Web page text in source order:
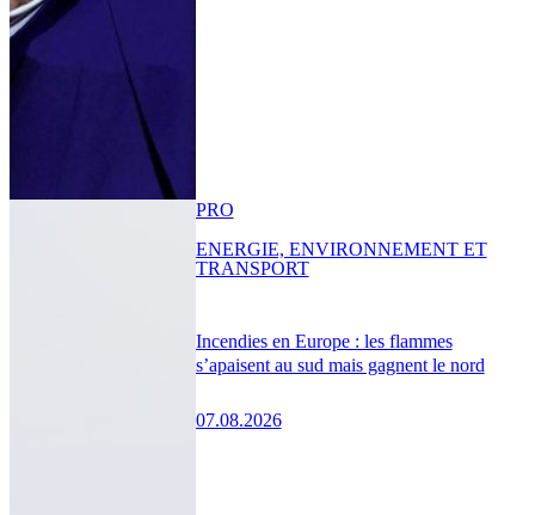
Incendies en Europe : les flammes
s’apaisent au sud mais gagnent le nord
07.08.2026
PRO
ENERGIE, ENVIRONNEMENT ET
TRANSPORT